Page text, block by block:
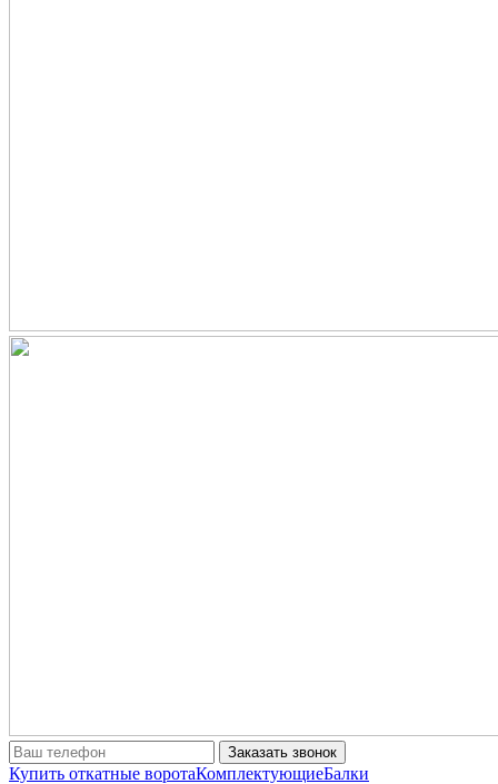
Заказать звонок
Купить откатные воротаКомплектующиеБалки